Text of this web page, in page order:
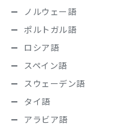
ノルウェー語
ポルトガル語
ロシア語
スペイン語
スウェーデン語
タイ語
アラビア語